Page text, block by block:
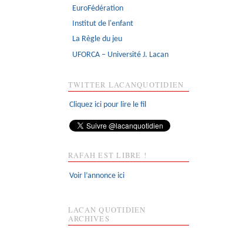
EuroFédération
Institut de l'enfant
La Règle du jeu
UFORCA – Université J. Lacan
TWITTER LACANQUOTIDIEN
Cliquez ici pour lire le fil
RAFAH EST LIBRE !
Voir l’annonce ici
LACAN QUOTIDIEN
ARCHIVES